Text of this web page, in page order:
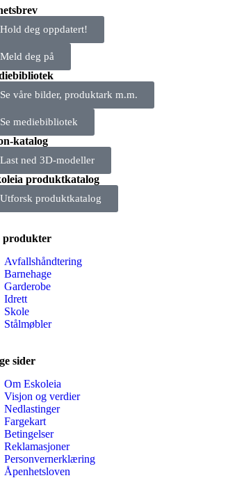
Hold deg oppdatert!
Meld deg på
Se våre bilder, produktark m.m.
Se mediebibliotek
katalog
Last ned 3D-modeller
produktkatalog
Utforsk produktkatalog
produkter
Avfallshåndtering
Barnehage
Garderobe
Idrett
Skole
Stålmøbler
sider
Om Eskoleia
Visjon og verdier
Nedlastinger
Fargekart
Betingelser
Reklamasjoner
Personvernerklæring
Åpenhetsloven